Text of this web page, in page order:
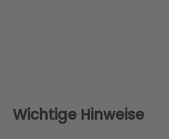
Wichtige Hinweise